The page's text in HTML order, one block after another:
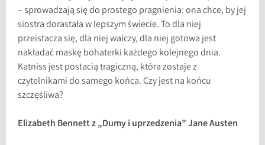
– sprowadzają się do prostego pragnienia: ona chce, by jej
siostra dorastała w lepszym świecie. To dla niej
przeistacza się, dla niej walczy, dla niej gotowa jest
nakładać maskę bohaterki każdego kolejnego dnia.
Katniss jest postacią tragiczną, która zostaje z
czytelnikami do samego końca. Czy jest na końcu
szczęśliwa?
Elizabeth Bennett z „Dumy i uprzedzenia” Jane Austen